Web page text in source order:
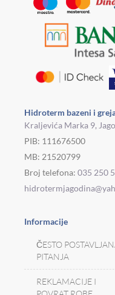
Hidroterm bazeni i
Kraljevića Marka 9,
PIB: 111676500
MB: 21520799
Broj telefona: 035 250
Informacije
ČESTO
PITANJA
REKLAMACIJE I